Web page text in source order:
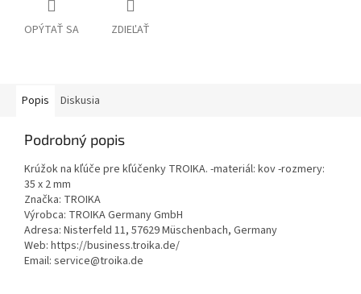
OPÝTAŤ SA ZDIEĽAŤ
Popis Diskusia
Podrobný popis
Krúžok na kľúče pre kľúčenky TROIKA. -materiál: kov -rozmery:
35 x 2 mm
Značka: TROIKA
Výrobca: TROIKA Germany GmbH
Adresa: Nisterfeld 11, 57629 Müschenbach, Germany
Web: https://business.troika.de/
Email: service@troika.de